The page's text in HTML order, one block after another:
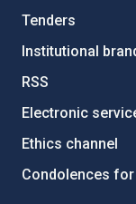
Tenders
Institutional
RSS
Electronic
Ethics channel
Condolences